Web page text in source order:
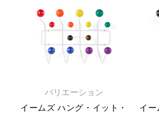
バリエーション
イームズ ハング・イット・
イー